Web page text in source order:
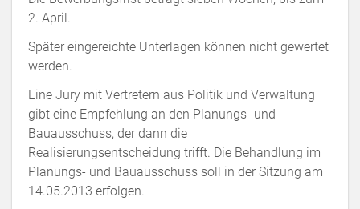
2. April.
Später eingereichte Unterlagen können nicht gewertet
werden.
Eine Jury mit Vertretern aus Politik und Verwaltung
gibt eine Empfehlung an den Planungs- und
Bauausschuss, der dann die
Realisierungsentscheidung trifft. Die Behandlung im
Planungs- und Bauausschuss soll in der Sitzung am
14.05.2013 erfolgen.